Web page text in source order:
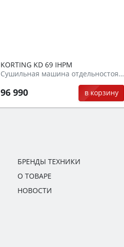
KORTING KD 69 IHPM
Сушильная машина отдельностоящая
96 990 в корзину
БРЕНДЫ ТЕХНИКИ
О ТОВАРЕ
НОВОСТИ